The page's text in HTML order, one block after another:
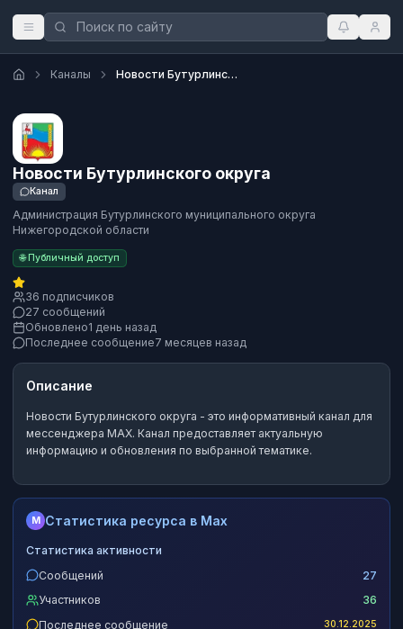
Каналы Новости Бутурлинского округа
Новости Бутурлинского округа
Канал
Администрация Бутурлинского муниципального округа
Нижегородской области
🌐 Публичный доступ
36 подписчиков
27 сообщений
Обновлено1 день назад
Последнее сообщение7 месяцев назад
Описание
Новости Бутурлинского округа - это информативный канал для
мессенджера MAX. Канал предоставляет актуальную
информацию и обновления по выбранной тематике.
M Статистика ресурса в Max
Статистика активности
Сообщений
27
Участников
36
Последнее сообщение
30.12.2025